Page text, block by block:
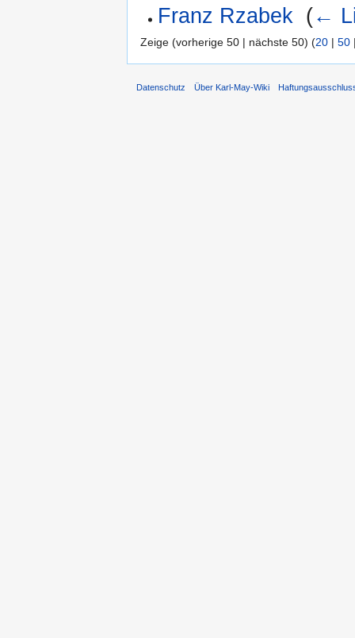
Franz Rzabek (←
Zeige (vorherige 50 | nächste 50) (20 | 50
Datenschutz Über Karl-May-Wiki